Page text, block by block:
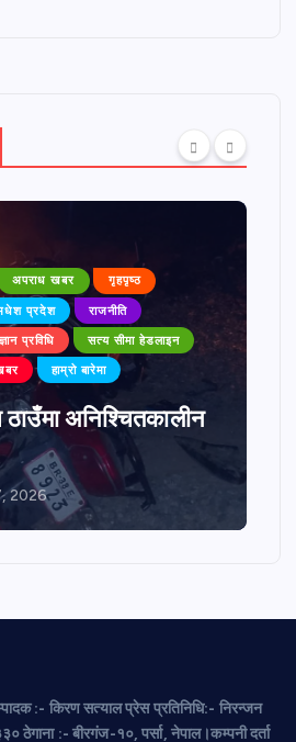
अपराध खबर गृहपृष्ठ
प्रदेश राजनीति
प्रविधि सत्य सीमा हेडलाइन
हाम्रो बारेमा
अनिश्चितकालीन
2026
:- किरण सत्याल प्रेस प्रतिनिधि:- निरन्जन
ठेगाना :- बीरगंज-१०, पर्सा, नेपाल।कम्पनी दर्ता